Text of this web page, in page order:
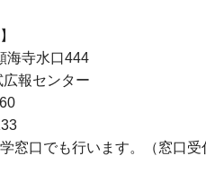
海寺水口444
報センター
窓口でも行います。（窓口受